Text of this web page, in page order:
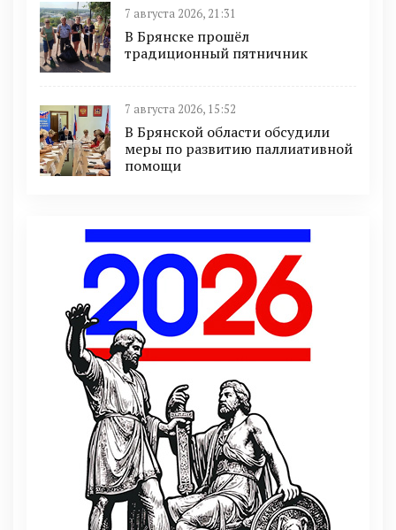
7 августа 2026, 21:31
В Брянске прошёл
традиционный пятничник
7 августа 2026, 15:52
В Брянской области обсудили
меры по развитию паллиативной
помощи